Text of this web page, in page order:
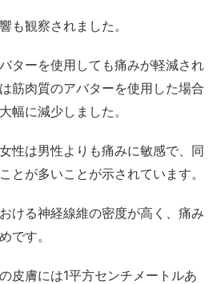
も観察されました。
ターを使用しても痛みが軽減され
筋肉質のアバターを使用した場合
幅に減少しました。
性は男性よりも痛みに敏感で、同
とが多いことが示されています。
ける神経線維の密度が高く、痛み
です。
皮膚には1平方センチメートルあ